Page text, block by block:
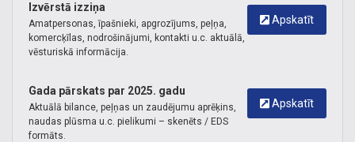
Apskatīt
Izvērstā izziņa
Amatpersonas, īpašnieki, apgrozījums, peļņa,
komercķīlas, nodrošinājumi, kontakti u.c. aktuālā,
vēsturiskā informācija.
Apskatīt
Gada pārskats par 2025. gadu
Aktuālā bilance, peļņas un zaudējumu aprēķins,
naudas plūsma u.c. pielikumi – skenēts / EDS
formāts.